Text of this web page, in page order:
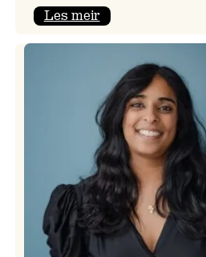
Les meir:
tilbake!